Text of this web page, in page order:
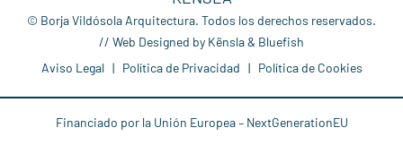
© Borja Vildósola Arquitectura. Todos los derechos reservados.
// Web Designed by Kënsla& Bluefish
Aviso Legal| Política de Privacidad | Política de Cookies
Financiado por la Unión Europea – NextGenerationEU